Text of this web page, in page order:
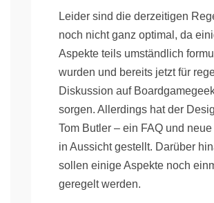
Leider sind die derzeitigen
noch nicht ganz optimal, da
Aspekte teils umständlich
wurden und bereits jetzt für
Diskussion auf
sorgen. Allerdings hat der
Tom Butler – ein FAQ und
in Aussicht gestellt. Darüber
sollen einige Aspekte noch
geregelt werden.